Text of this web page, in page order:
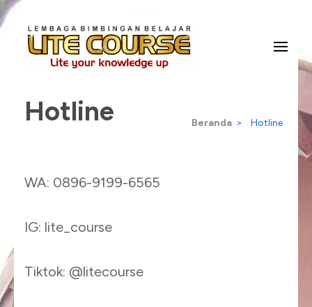
Lompat
konten
Enter)
Hotline Beranda > Hotline
WA: 0896-9199-6565
IG: lite_course
Tiktok: @litecourse